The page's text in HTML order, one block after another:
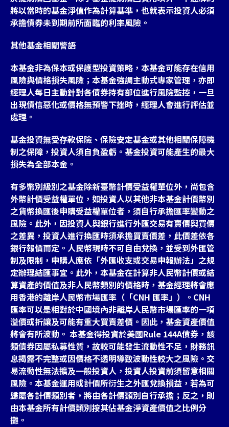
將以當時的基金淨值作為計算基準，也就表示投資人必須
承擔債券未到期前所面臨的利率風險。
其他基金相關警語
本基金非為保本或保護型投資策略，本基金可能存在信用
風險與價格損失風險；本基金強調主動式專家管理，亦即
經理人每日主動針對各債券持有部位進行風險監控，一旦
出現債信惡化或價格無預警下挫時，經理人會進行評估並
處理。
基金投資無受存款保險、保險安定基金或其他相關保障機
制之保障，投資人須自負盈虧。基金投資可能產生的最大
損失為全部本金。
有多幣別級別之基金除新臺幣計價受益權單位外，尚包含
外幣計價受益權單位，如投資人以其他非本基金計價幣別
之貨幣換匯後申購受益權單位者，須自行承擔匯率變動之
風險。此外，因投資人與銀行進行外匯交易有賣價與買價
之差異，投資人進行換匯時須承擔買賣價差，此價差依各
銀行報價而定。人民幣現時不可自由兌換，並受到外匯管
制及限制，申購人應依「外匯收支或交易申報辦法」之規
定辦理結匯事宜。此外，本基金在計算非人民幣計價或結
算資產的價值及非人民幣類別的價格時，基金經理將會應
用香港的離岸人民幣市場匯率（「CNH 匯率」）。CNH
匯率可以是相對於中國境內非離岸人民幣市場匯率的一項
溢價或折讓及可能有重大買賣差價。因此，基金資產價值
將會有所波動。 本基金得投資於美國Rule 144A債券，該
類債券因屬私募性質，故較可能發生流動性不足，財務訊
息揭露不完整或因價格不透明導致波動性較大之風險。交
易流動性無法擴及一般投資人，投資人投資前須留意相關
風險。本基金運用或計價所衍生之外匯兌換損益，若為可
歸屬各計價類別者，將由各計價類別自行承擔；反之，則
由本基金所有計價類別按其佔基金淨資產價值之比例分
攤。